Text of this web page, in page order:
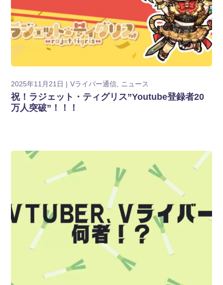
2025年11月21日 Vライバー通信 ニュース
祝！ラジェット・ティグリス”Youtube登録者20
万人突破”！！！